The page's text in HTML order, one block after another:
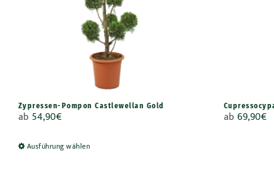
Zypressen-Pompon Castlewellan Gold
ab 54,90€
Ausführung wählen
ab69,90€